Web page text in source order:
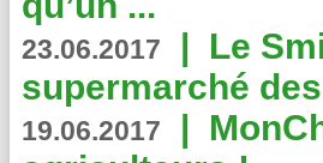
23.06.2017 | Le
supermarché
19.06.2017 |